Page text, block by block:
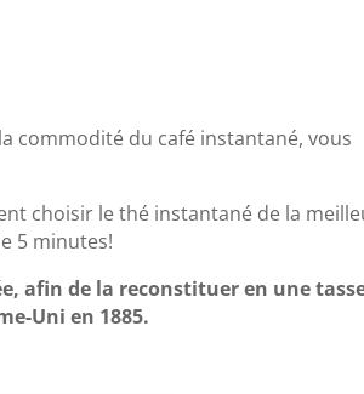
commodité du café instantané, vous
choisir le thé instantané de la
5 minutes!
afin de la reconstituer en une
Uni en 1885.